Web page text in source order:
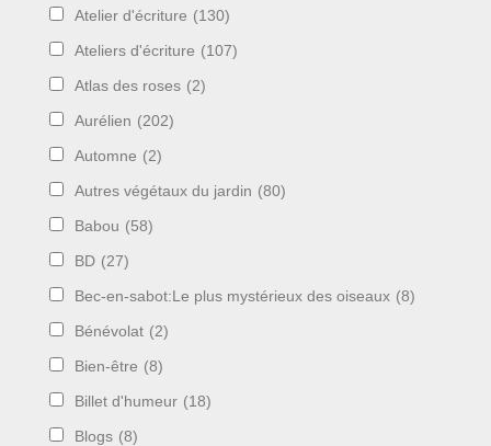
Atelier d'écriture (130)
Ateliers d'écriture (107)
Atlas des roses (2)
Aurélien (202)
Automne (2)
Autres végétaux du jardin (80)
Babou (58)
BD (27)
Bec-en-sabot:Le plus mystérieux des oiseaux (8)
Bénévolat (2)
Bien-être (8)
Billet d'humeur (18)
Blogs (8)